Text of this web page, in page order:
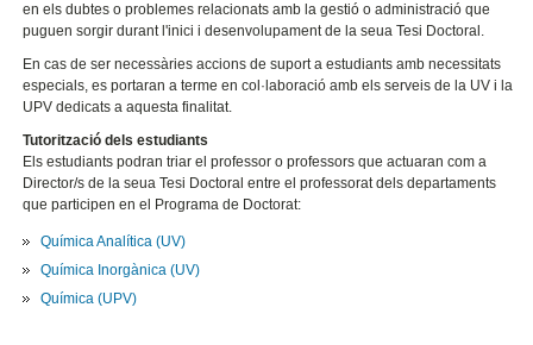
en els dubtes o problemes relacionats amb la gestió o administració que
puguen sorgir durant l'inici i desenvolupament de la seua Tesi Doctoral.
En cas de ser necessàries accions de suport a estudiants amb necessitats
especials, es portaran a terme en col·laboració amb els serveis de la UV i la
UPV dedicats a aquesta finalitat.
Tutorització dels estudiants
Els estudiants podran triar el professor o professors que actuaran com a
Director/s de la seua Tesi Doctoral entre el professorat dels departaments
que participen en el Programa de Doctorat:
Química Analítica (UV)
Química Inorgànica (UV)
Química (UPV)